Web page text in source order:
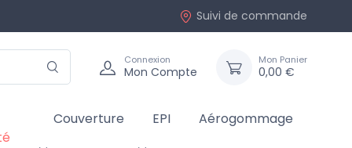
Suivi de commande
Connexion
Mon Compte
Mon Panier
0,00 €
Couverture EPI Aérogommage